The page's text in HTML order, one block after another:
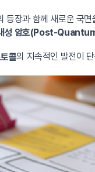
등장과 함께 새로운 국
성 암호(Post-
콜의 지속적인 발전이